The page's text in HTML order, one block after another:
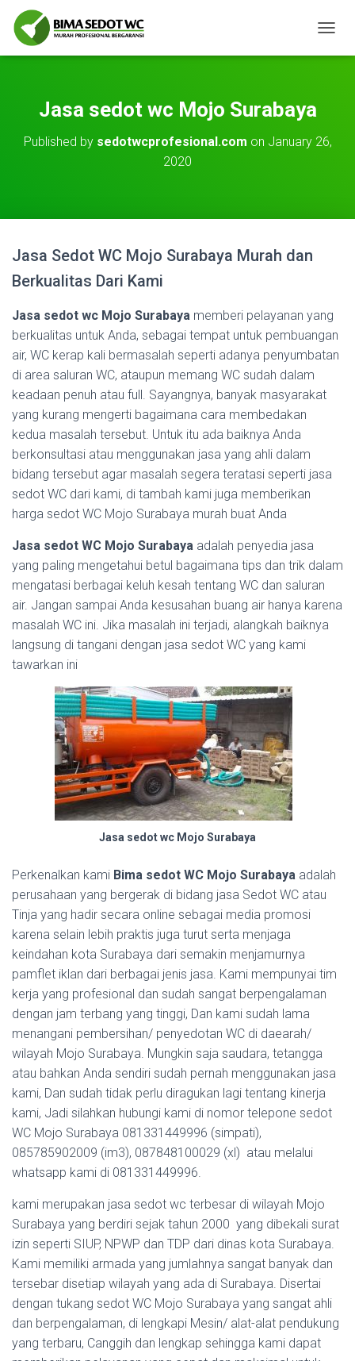
O
A
T
Jasa sedot wc Mojo Surabaya
Published by sedotwcprofesional.com on January 26,
2020
Jasa Sedot WC Mojo Surabaya Murah dan
Berkualitas Dari Kami
Jasa sedot wc Mojo Surabaya memberi pelayanan yang
berkualitas untuk Anda, sebagai tempat untuk pembuangan
air, WC kerap kali bermasalah seperti adanya penyumbatan
di area saluran WC, ataupun memang WC sudah dalam
keadaan penuh atau full. Sayangnya, banyak masyarakat
yang kurang mengerti bagaimana cara membedakan
kedua masalah tersebut. Untuk itu ada baiknya Anda
berkonsultasi atau menggunakan jasa yang ahli dalam
bidang tersebut agar masalah segera teratasi seperti jasa
sedot WC dari kami, di tambah kami juga memberikan
harga sedot WC Mojo Surabaya murah buat Anda
Jasa sedot WC Mojo Surabaya adalah penyedia jasa
yang paling mengetahui betul bagaimana tips dan trik dalam
mengatasi berbagai keluh kesah tentang WC dan saluran
air. Jangan sampai Anda kesusahan buang air hanya karena
masalah WC ini. Jika masalah ini terjadi, alangkah baiknya
langsung di tangani dengan jasa sedot WC yang kami
tawarkan ini
Jasa sedot wc Mojo Surabaya
Perkenalkan kami Bima sedot WC Mojo Surabaya adalah
perusahaan yang bergerak di bidang jasa Sedot WC atau
Tinja yang hadir secara online sebagai media promosi
karena selain lebih praktis juga turut serta menjaga
keindahan kota Surabaya dari semakin menjamurnya
pamflet iklan dari berbagai jenis jasa. Kami mempunyai tim
kerja yang profesional dan sudah sangat berpengalaman
dengan jam terbang yang tinggi, Dan kami sudah lama
menangani pembersihan/ penyedotan WC di daearah/
wilayah Mojo Surabaya. Mungkin saja saudara, tetangga
atau bahkan Anda sendiri sudah pernah menggunakan jasa
kami, Dan sudah tidak perlu diragukan lagi tentang kinerja
kami, Jadi silahkan hubungi kami di nomor telepone sedot
WC Mojo Surabaya 081331449996 (simpati),
085785902009 (im3), 087848100029 (xl) atau melalui
whatsapp kami di 081331449996.
kami merupakan jasa sedot wc terbesar di wilayah Mojo
Surabaya yang berdiri sejak tahun 2000 yang dibekali surat
izin seperti SIUP, NPWP dan TDP dari dinas kota Surabaya.
Kami memiliki armada yang jumlahnya sangat banyak dan
tersebar disetiap wilayah yang ada di Surabaya. Disertai
dengan tukang sedot WC Mojo Surabaya yang sangat ahli
dan berpengalaman, di lengkapi Mesin/ alat-alat pendukung
yang terbaru, Canggih dan lengkap sehingga kami dapat